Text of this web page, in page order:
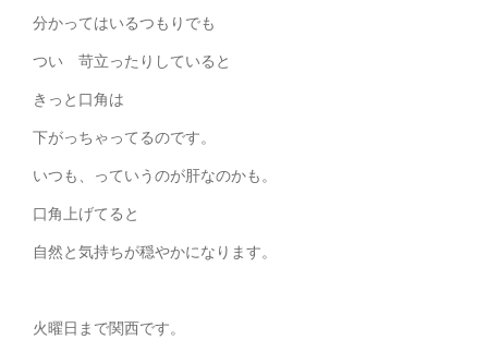
分かってはいるつもりでも
つい 苛立ったりしていると
きっと口角は
下がっちゃってるのです。
いつも、っていうのが肝なのかも。
口角上げてると
自然と気持ちが穏やかになります。
火曜日まで関西です。